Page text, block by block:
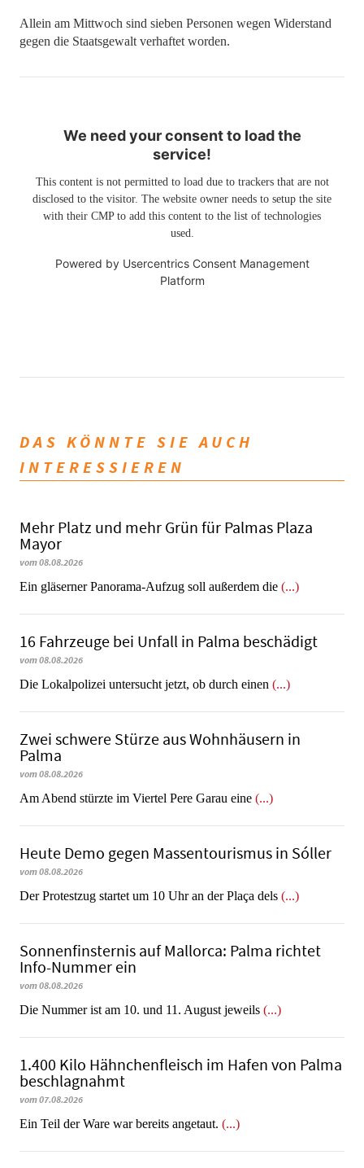
Allein am Mittwoch sind sieben Personen wegen Widerstand
gegen die Staatsgewalt verhaftet worden.
We need your consent to load the
service!
This content is not permitted to load due to trackers that are not
disclosed to the visitor. The website owner needs to setup the site
with their CMP to add this content to the list of technologies
used.
Powered by Usercentrics Consent Management
Platform
DAS KÖNNTE SIE AUCH
INTERESSIEREN
Mehr Platz und mehr Grün für Palmas Plaza
Mayor
vom 08.08.2026
Ein gläserner Panorama-Aufzug soll außerdem die (...)
16 Fahrzeuge bei Unfall in Palma beschädigt
vom 08.08.2026
Die Lokalpolizei untersucht jetzt, ob durch einen (...)
Zwei schwere Stürze aus Wohnhäusern in
Palma
vom 08.08.2026
Am Abend stürzte im Viertel Pere Garau eine (...)
Heute Demo gegen Massentourismus in Sóller
vom 08.08.2026
Der Protestzug startet um 10 Uhr an der Plaça dels (...)
Sonnenfinsternis auf Mallorca: Palma richtet
Info-Nummer ein
vom 08.08.2026
Die Nummer ist am 10. und 11. August jeweils (...)
1.400 Kilo Hähnchenfleisch im Hafen von Palma
beschlagnahmt
vom 07.08.2026
​​​​​​​Ein Teil der Ware war bereits angetaut. (...)